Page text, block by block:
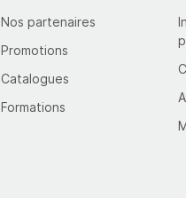
Nos partenaires
Promotions
Catalogues
Formations